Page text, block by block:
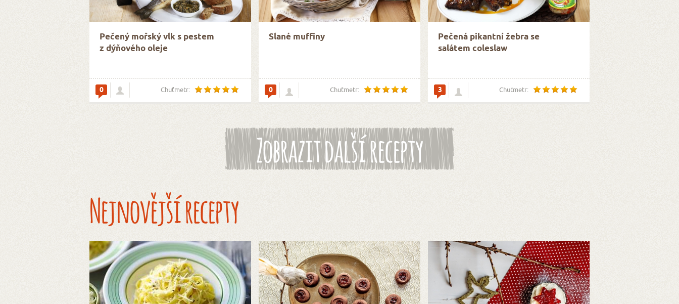
Pečený mořský vlk s pestem
z dýňového oleje
0 Chuťmetr:
Slané muffiny
0 Chuťmetr:
Pečená pikantní žebra se
salátem coleslaw
3 Chuťmetr:
Zobrazit další recepty
Nejnovější recepty